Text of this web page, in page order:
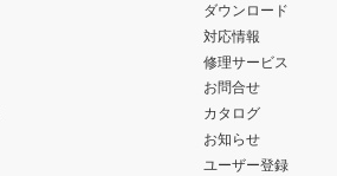
ダウンロード
対応情報
修理サービス
お問合せ
カタログ
お知らせ
ユーザー登録